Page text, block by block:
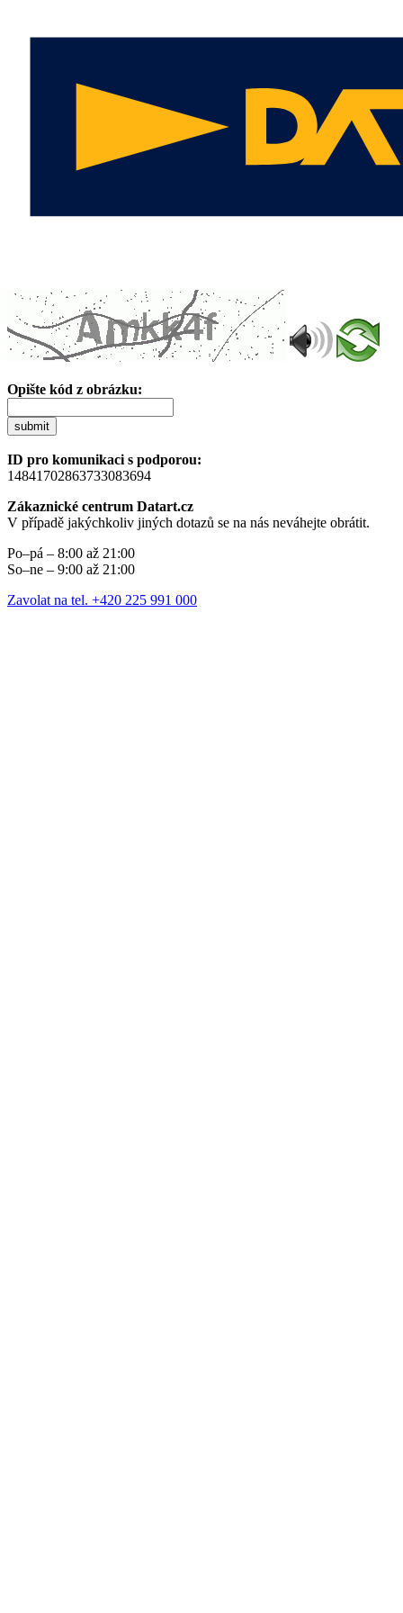
Opište kód z obrázku:
submit
ID pro komunikaci s podporou:
14841702863733083694
Zákaznické centrum Datart.cz
V případě jakýchkoliv jiných dotazů se na nás neváhejte obrátit.
Po–pá – 8:00 až 21:00
So–ne – 9:00 až 21:00
Zavolat na tel. +420 225 991 000